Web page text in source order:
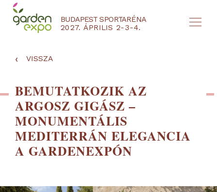
BUDAPEST SPORTARÉNA
2027. ÁPRILIS 2-3-4.
‹ VISSZA
BEMUTATKOZIK AZ
ARGOSZ GIGÁSZ –
MONUMENTÁLIS
MEDITERRÁN ELEGANCIA
A GARDENEXPÓN